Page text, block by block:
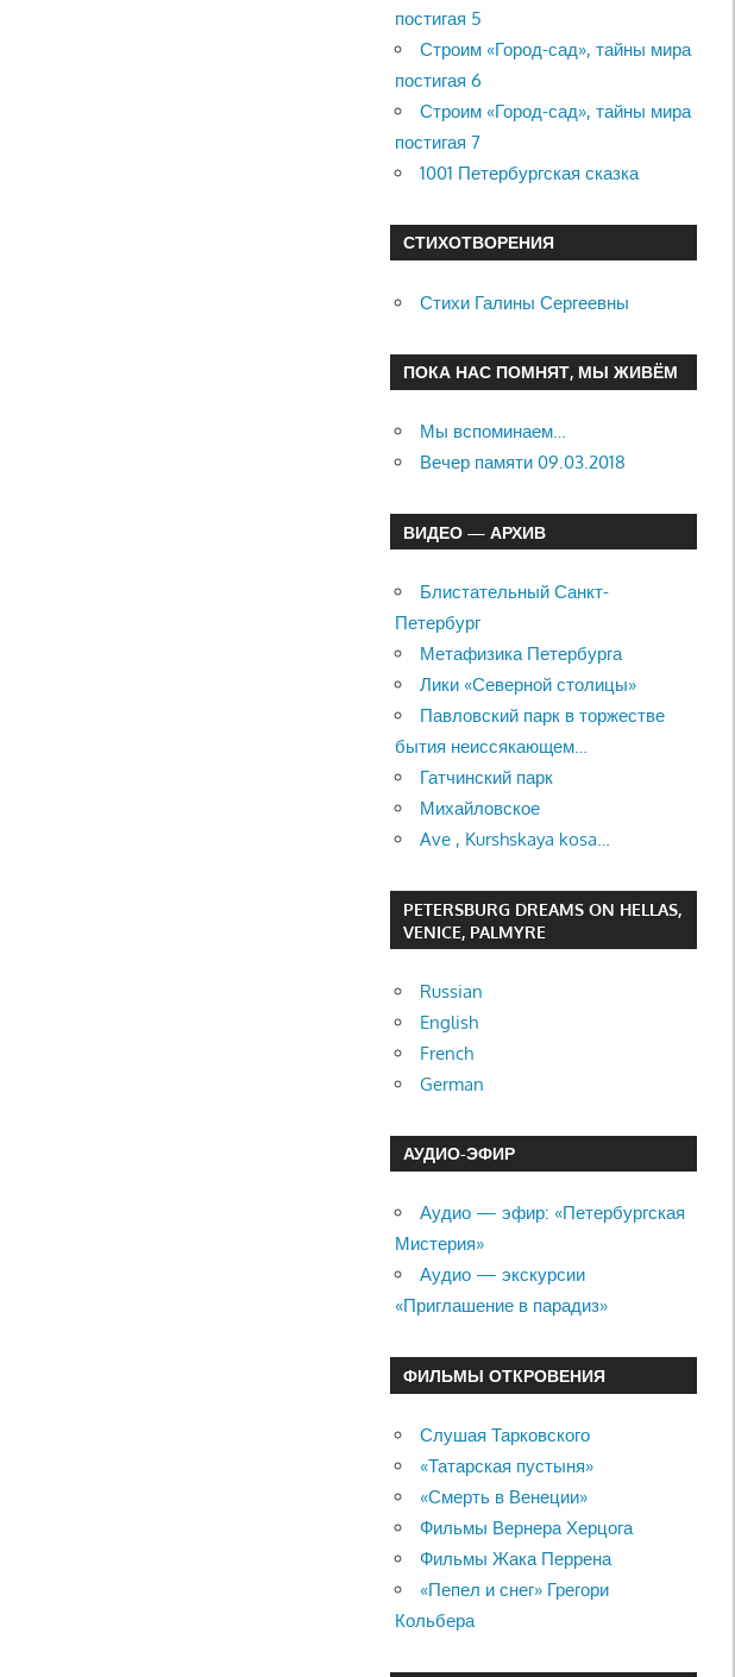
постигая 5
Строим «Город-сад», тайны мира
постигая 6
Строим «Город-сад», тайны мира
постигая 7
1001 Петербургская сказка
СТИХОТВОРЕНИЯ
Стихи Галины Сергеевны
ПОКА НАС ПОМНЯТ, МЫ ЖИВЁМ
Мы вспоминаем…
Вечер памяти 09.03.2018
ВИДЕО — АРХИВ
Блистательный Санкт-
Петербург
Метафизика Петербурга
Лики «Северной столицы»
Павловский парк в торжестве
бытия неиссякающем…
Гатчинский парк
Михайловское
Ave , Kurshskaya kosa…
PETERSBURG DREAMS ON HELLAS,
VENICE, PALMYRE
Russian
English
French
German
АУДИО-ЭФИР
Аудио — эфир: «Петербургская
Мистерия»
Аудио — экскурсии
«Приглашение в парадиз»
ФИЛЬМЫ ОТКРОВЕНИЯ
Слушая Тарковского
«Татарская пустыня»
«Смерть в Венеции»
Фильмы Вернера Херцога
Фильмы Жака Перрена
«Пепел и снег» Грегори
Кольбера